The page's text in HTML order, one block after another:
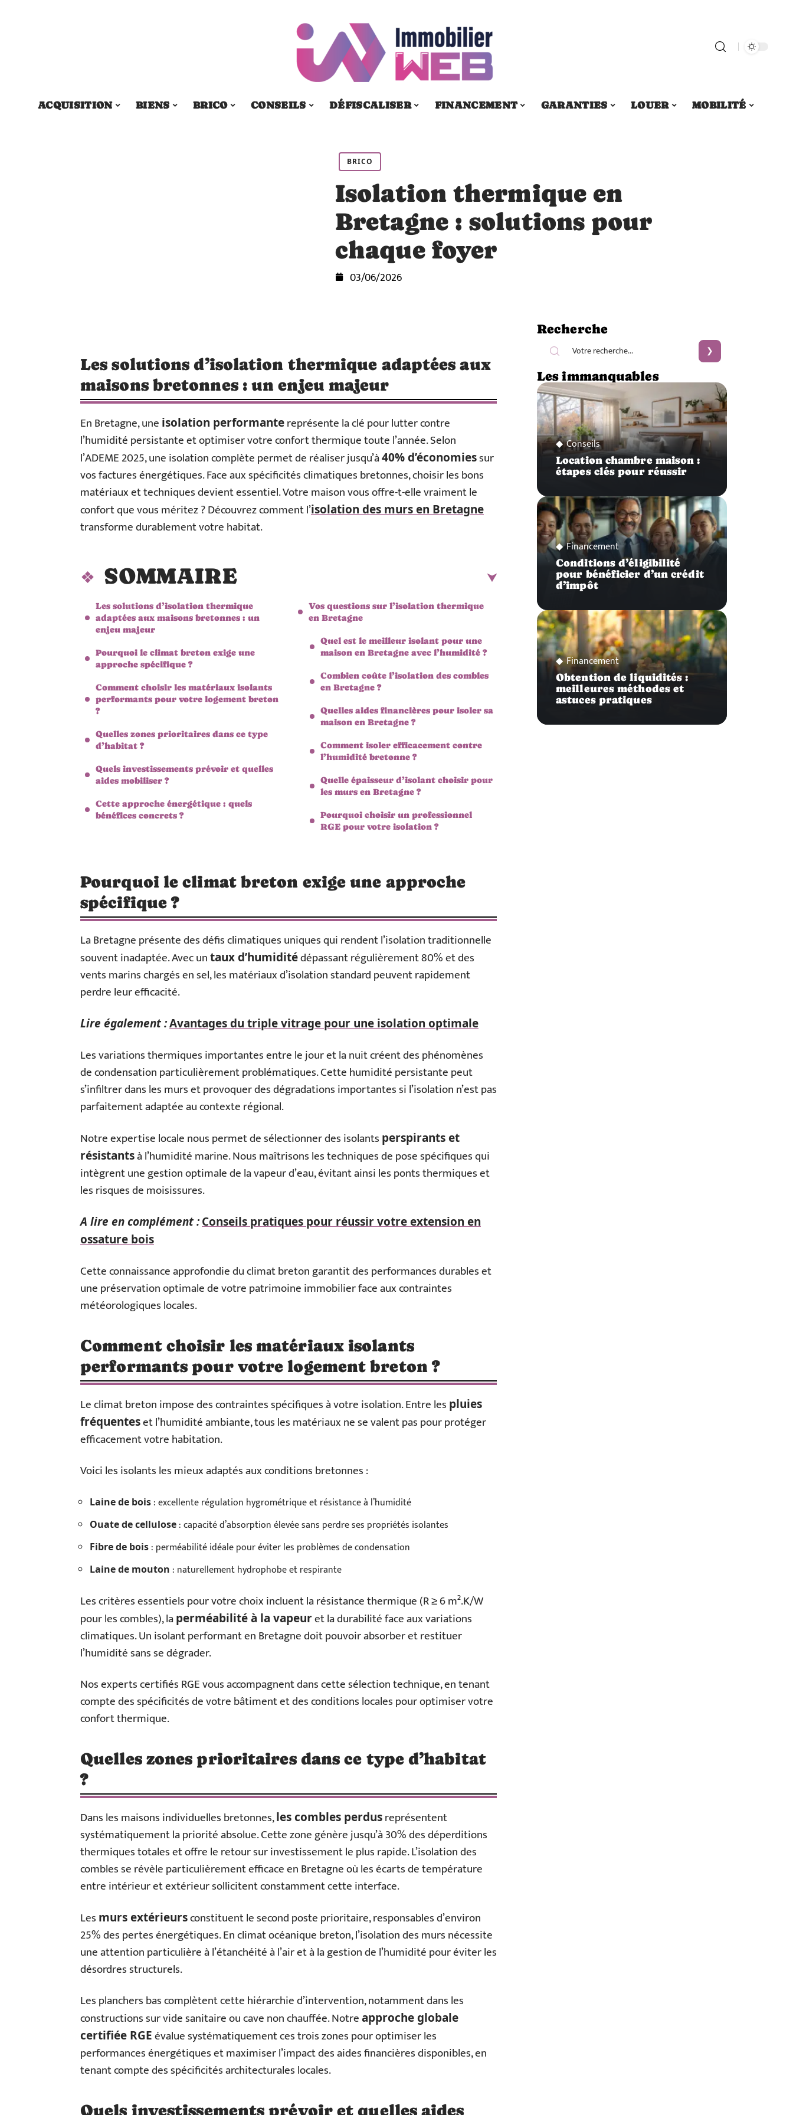
ACQUISITION BIENS BRICO CONSEILS DÉFISCALISER FINANCEMENT GARANTIES LOUER MOBILITÉ
BRICO
Isolation thermique en
Bretagne : solutions pour
chaque foyer
03/06/2026
Les solutions d’isolation thermique adaptées aux
maisons bretonnes : un enjeu majeur
En Bretagne, une isolation performantereprésente la clé pour lutter contre
l’humidité persistante et optimiser votre confort thermique toute l’année. Selon
l’ADEME 2025, une isolation complète permet de réaliser jusqu’à40% d’économiessur
vos factures énergétiques. Face aux spécificités climatiques bretonnes, choisir les bons
matériaux et techniques devient essentiel. Votre maison vous offre-t-elle vraiment le
confort que vous méritez ? Découvrez comment l’isolation des murs en Bretagne
transforme durablement votre habitat.
SOMMAIRE
Les solutions d’isolation thermique
adaptées aux maisons bretonnes : un
enjeu majeur
Pourquoi le climat breton exige une
approche spécifique ?
Comment choisir les matériaux isolants
performants pour votre logement breton
?
Quelles zones prioritaires dans ce type
d’habitat ?
Quels investissements prévoir et quelles
aides mobiliser ?
Cette approche énergétique : quels
bénéfices concrets ?
Vos questions sur l’isolation thermique
en Bretagne
Quel est le meilleur isolant pour une
maison en Bretagne avec l’humidité ?
Combien coûte l’isolation des combles
en Bretagne ?
Quelles aides financières pour isoler sa
maison en Bretagne ?
Comment isoler efficacement contre
l’humidité bretonne ?
Quelle épaisseur d’isolant choisir pour
les murs en Bretagne ?
Pourquoi choisir un professionnel
RGE pour votre isolation ?
Pourquoi le climat breton exige une approche
spécifique ?
La Bretagne présente des défis climatiques uniques qui rendent l’isolation traditionnelle
souvent inadaptée. Avec untaux d’humiditédépassant régulièrement 80% et des
vents marins chargés en sel, les matériaux d’isolation standard peuvent rapidement
perdre leur efficacité.
Lire également :Avantages du triple vitrage pour une isolation optimale
Les variations thermiques importantes entre le jour et la nuit créent des phénomènes
de condensation particulièrement problématiques. Cette humidité persistante peut
s’infiltrer dans les murs et provoquer des dégradations importantes si l’isolation n’est pas
parfaitement adaptée au contexte régional.
Notre expertise locale nous permet de sélectionner des isolants perspirants et
résistantsà l’humidité marine. Nous maîtrisons les techniques de pose spécifiques qui
intègrent une gestion optimale de la vapeur d’eau, évitant ainsi les ponts thermiques et
les risques de moisissures.
A lire en complément :Conseils pratiques pour réussir votre extension en
ossature bois
Cette connaissance approfondie du climat breton garantit des performances durables et
une préservation optimale de votre patrimoine immobilier face aux contraintes
météorologiques locales.
Comment choisir les matériaux isolants
performants pour votre logement breton ?
Le climat breton impose des contraintes spécifiques à votre isolation. Entre les pluies
fréquenteset l’humidité ambiante, tous les matériaux ne se valent pas pour protéger
efficacement votre habitation.
Voici les isolants les mieux adaptés aux conditions bretonnes :
Laine de bois : excellente régulation hygrométrique et résistance à l’humidité
Ouate de cellulose : capacité d’absorption élevée sans perdre ses propriétés isolantes
Fibre de bois : perméabilité idéale pour éviter les problèmes de condensation
Laine de mouton : naturellement hydrophobe et respirante
Les critères essentiels pour votre choix incluent la résistance thermique (R ≥ 6 m².K/W
pour les combles), laperméabilité à la vapeuret la durabilité face aux variations
climatiques. Un isolant performant en Bretagne doit pouvoir absorber et restituer
l’humidité sans se dégrader.
Nos experts certifiés RGE vous accompagnent dans cette sélection technique, en tenant
compte des spécificités de votre bâtiment et des conditions locales pour optimiser votre
confort thermique.
Quelles zones prioritaires dans ce type d’habitat
?
Dans les maisons individuelles bretonnes,les combles perdusreprésentent
systématiquement la priorité absolue. Cette zone génère jusqu’à 30% des déperditions
thermiques totales et offre le retour sur investissement le plus rapide. L’isolation des
combles se révèle particulièrement efficace en Bretagne où les écarts de température
entre intérieur et extérieur sollicitent constamment cette interface.
Les murs extérieursconstituent le second poste prioritaire, responsables d’environ
25% des pertes énergétiques. En climat océanique breton, l’isolation des murs nécessite
une attention particulière à l’étanchéité à l’air et à la gestion de l’humidité pour éviter les
désordres structurels.
Les planchers bas complètent cette hiérarchie d’intervention, notamment dans les
constructions sur vide sanitaire ou cave non chauffée. Notreapproche globale
certifiée RGEévalue systématiquement ces trois zones pour optimiser les
performances énergétiques et maximiser l’impact des aides financières disponibles, en
tenant compte des spécificités architecturales locales.
Quels investissements prévoir et quelles aides
Recherche
Les immanquables
Conseils
Location chambre maison :
étapes clés pour réussir
Financement
Conditions d’éligibilité
pour bénéficier d’un crédit
d’impôt
Financement
Obtention de liquidités :
meilleures méthodes et
astuces pratiques